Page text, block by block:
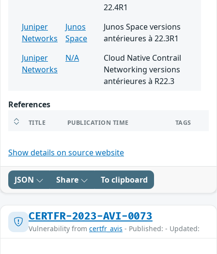
22.4R1
Juniper
Networks
Junos
Space
Junos Space versions
antérieures à 22.3R1
Juniper
Networks
N/A
Cloud Native Contrail
Networking versions
antérieures à R22.3
References
TITLE PUBLICATION TIME TAGS
Show details on source website
JSON Share To clipboard
CERTFR-2023-AVI-0073
Vulnerability from certfr_avis - Published: - Updated: